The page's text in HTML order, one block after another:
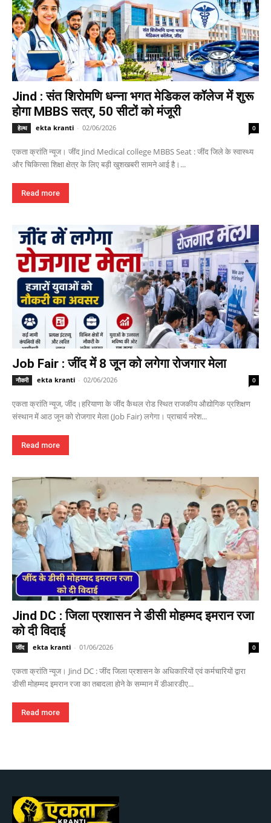
Jind : संत शिरोमणि धन्ना भगत मेडिकल कॉलेज में शुरू
होगा MBBS सत्र, 50 सीटों को मंजूरी
हेल्थ ekta kranti - 02/06/2026 0
एकता क्रांति न्यूज। जींद Jind Medical college MBBS Seat : जींद जिले के स्वास्थ्य
और चिकित्सा शिक्षा क्षेत्र के लिए बड़ी खुशखबरी सामने आई है।...
Read more
Job Fair : जींद में 8 जून को लगेगा रोजगार मेला
नौकरी ekta kranti - 02/06/2026 0
एकता क्रांति न्यूज, जींद।हरियाणा के जींद कैथल रोड स्थित राजकीय औद्योगिक प्रशिक्षण
संस्थान में आठ जून को रोजगार मेला (Job Fair) लगेगा। प्राचार्य नरेश...
Read more
Jind DC : जिला प्रशासन ने डीसी मोहम्मद इमरान रजा
को दी विदाई
जींद ekta kranti - 01/06/2026 0
एकता क्रांति न्यूज। Jind DC : जींद जिला प्रशासन के अधिकारियों एवं कर्मचारियों द्वारा
डीसी मोहम्मद इमरान रजा का तबादला होने के सम्मान में डीआरडीए...
Read more